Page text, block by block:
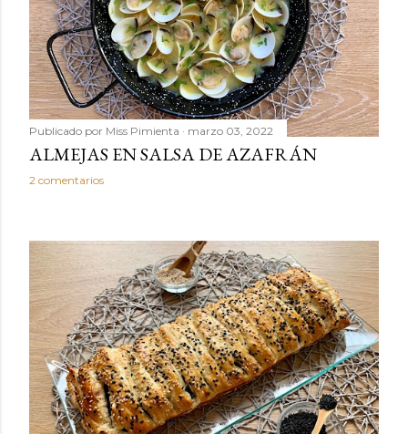
Publicado por Miss Pimienta marzo 03, 2022
ALMEJAS EN SALSA DE AZAFRÁN
2 comentarios